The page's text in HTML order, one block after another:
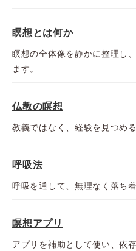
瞑想とは何か
瞑想の全体像を静かに整理し
ます。
仏教の瞑想
教義ではなく、経験を見つめ
呼吸法
呼吸を通して、無理なく落ち
瞑想アプリ
アプリを補助として使い、依